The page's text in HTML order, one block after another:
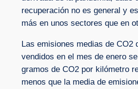
recuperación no es general y
más en unos sectores que en
Las emisiones medias de CO2
vendidos en el mes de enero
gramos de CO2 por kilómetro
menos que la media de